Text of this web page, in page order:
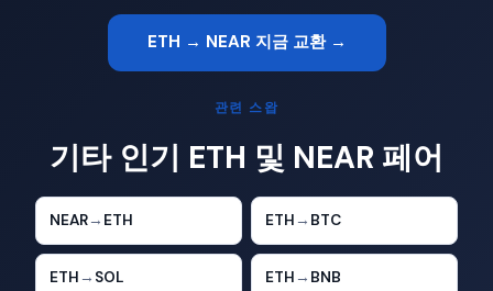
ETH → NEAR 지금 교환 →
관련 스왑
기타 인기 ETH 및 NEAR 페어
NEAR→ ETH ETH → BTC
ETH → SOL ETH → BNB